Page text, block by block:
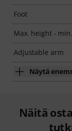
Foot
Max. height -
Adjustable arm
Näytä
Näitä